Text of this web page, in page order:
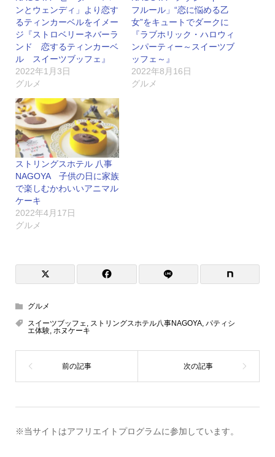
ンとウェンディ」より恋す
るティンカーベルをイメー
ジ『ストロベリーネバーラ
ンド 恋するティンカーベ
ル スイーツブッフェ』
2022年1月3日
グルメ
フルール」“恋に悩める乙
女”をキュートでダークに
『ラブホリック・ハロウィ
ンパーティー～スイーツブ
ッフェ～』
2022年8月16日
グルメ
ストリングスホテル 八事
NAGOYA 子供の日に家族
で楽しむかわいいアニマル
ケーキ
2022年4月17日
グルメ
グルメ
スイーツブッフェ, ストリングスホテル八事NAGOYA, パティシ
エ体験, ホヌケーキ
※当サイトはアフリエイトプログラムに参加しています。